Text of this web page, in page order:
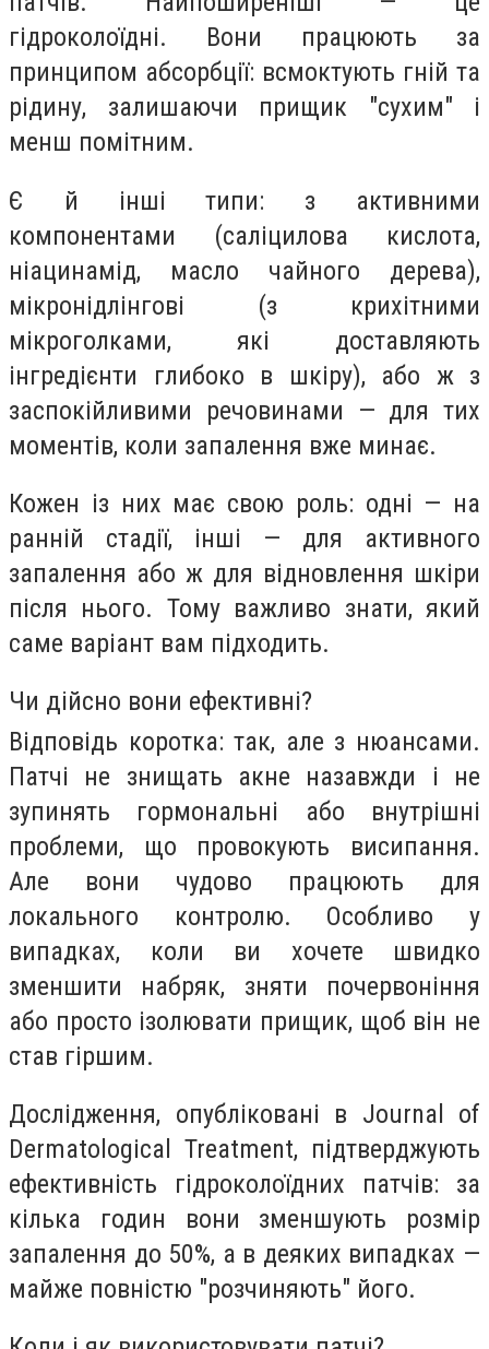
гідроколоїдні. Вони працюють за
принципом абсорбції: всмоктують гній та
рідину, залишаючи прищик "сухим" і
менш помітним.
Є й інші типи: з активними
компонентами (саліцилова кислота,
ніацинамід, масло чайного дерева),
мікронідлінгові (з крихітними
мікроголками, які доставляють
інгредієнти глибоко в шкіру), або ж з
заспокійливими речовинами — для тих
моментів, коли запалення вже минає.
Кожен із них має свою роль: одні — на
ранній стадії, інші — для активного
запалення або ж для відновлення шкіри
після нього. Тому важливо знати, який
саме варіант вам підходить.
Чи дійсно вони ефективні?
Відповідь коротка: так, але з нюансами.
Патчі не знищать акне назавжди і не
зупинять гормональні або внутрішні
проблеми, що провокують висипання.
Але вони чудово працюють для
локального контролю. Особливо у
випадках, коли ви хочете швидко
зменшити набряк, зняти почервоніння
або просто ізолювати прищик, щоб він не
став гіршим.
Дослідження, опубліковані в Journal of
Dermatological Treatment, підтверджують
ефективність гідроколоїдних патчів: за
кілька годин вони зменшують розмір
запалення до 50%, а в деяких випадках —
майже повністю "розчиняють" його.